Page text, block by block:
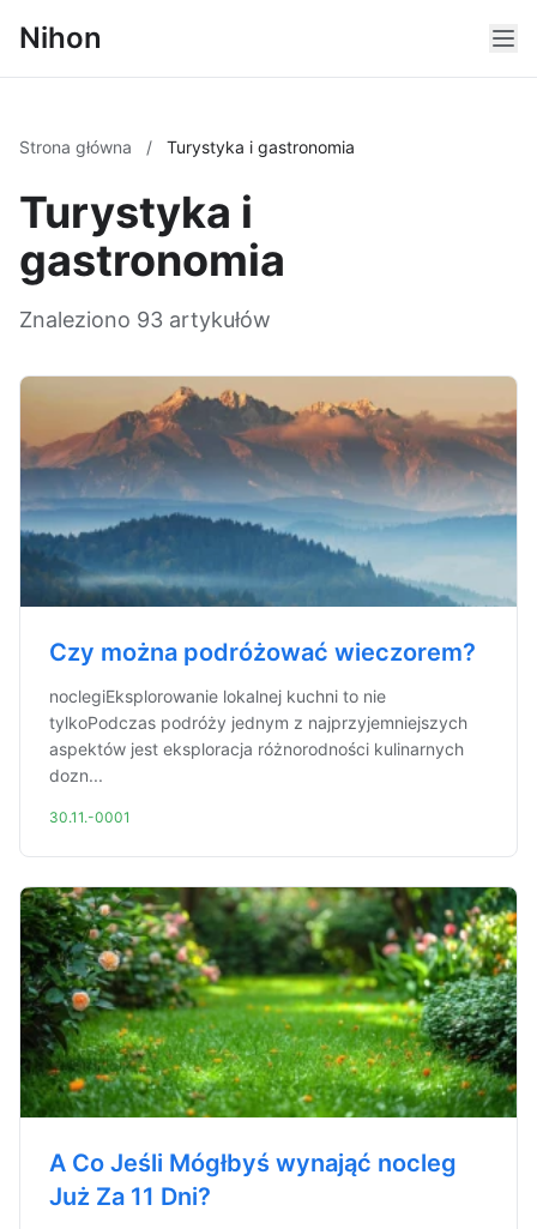
Nihon
Strona główna / Turystyka i gastronomia
Turystyka i
gastronomia
Znaleziono 93 artykułów
Czy można podróżować wieczorem?
noclegiEksplorowanie lokalnej kuchni to nie
tylkoPodczas podróży jednym z najprzyjemniejszych
aspektów jest eksploracja różnorodności kulinarnych
dozn...
30.11.-0001
A Co Jeśli Mógłbyś wynająć nocleg
Już Za 11 Dni?